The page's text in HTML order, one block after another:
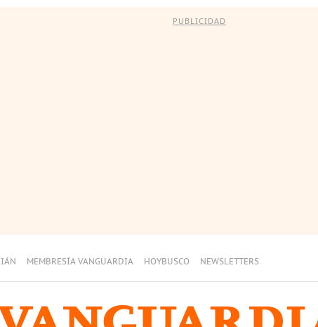
PUBLICIDAD
MEMBRESÍA VANGUARDIA HOYBUSCO NEWSLETTERS